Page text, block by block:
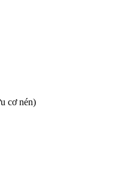
cơ nén)